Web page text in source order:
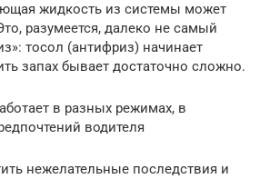
жидкость из системы может
разумеется, далеко не самый
тосол (антифриз) начинает
запах бывает достаточно сложно.
в разных режимах, в
водителя
нежелательные последствия и